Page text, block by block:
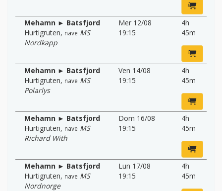
Mehamn ► Batsfjord
Hurtigruten, nave MS
Nordkapp
Mer 12/08
19:15
4h
45m
Mehamn ► Batsfjord
Hurtigruten, nave MS
Polarlys
Ven 14/08
19:15
4h
45m
Mehamn ► Batsfjord
Hurtigruten, nave MS
Richard With
Dom 16/08
19:15
4h
45m
Mehamn ► Batsfjord
Hurtigruten, nave MS
Nordnorge
Lun 17/08
19:15
4h
45m